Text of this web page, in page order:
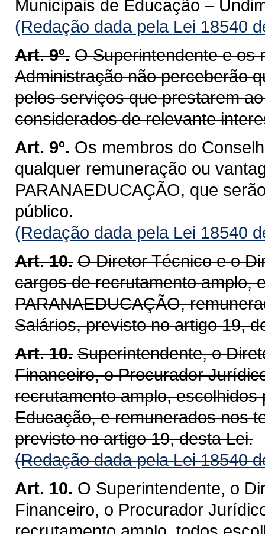
Municipais de Educação –
(Redação dada pela Lei 18540
Art. 9º. O Superintendente e os
Administração não perceberão
pelos serviços que prestarem
considerados de relevante
Art. 9º. Os membros do
qualquer remuneração ou
PARANAEDUCAÇÃO, que
público.
(Redação dada pela Lei 18540
Art. 10. O Diretor Técnico e o
cargos de recrutamento amplo,
PARANAEDUCAÇÃO,
Salários, previsto no artigo 19,
Art. 10. Superintendente, o
Financeiro, o Procurador
recrutamento amplo,
Educação, e remunerados nos
previsto no artigo 19, desta Lei.
(Redação dada pela Lei 18540
Art. 10. O Superintendente, o
Financeiro, o Procurador